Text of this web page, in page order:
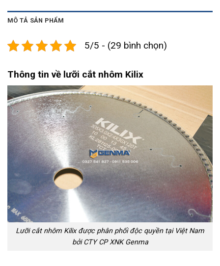
MÔ TẢ SẢN PHẨM
5/5 - (29 bình chọn)
Thông tin về lưỡi cắt nhôm Kilix
Lưỡi cắt nhôm Kilix được phân phối độc quyền tại Việt Nam
bởi CTY CP XNK Genma